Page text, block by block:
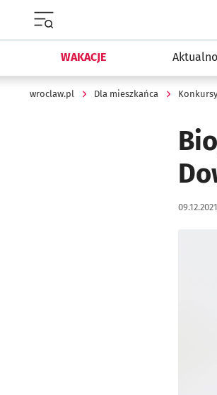
WAKACJE
wroclaw.pl Dla mieszkańca Konkursy
Data
Kliknij,